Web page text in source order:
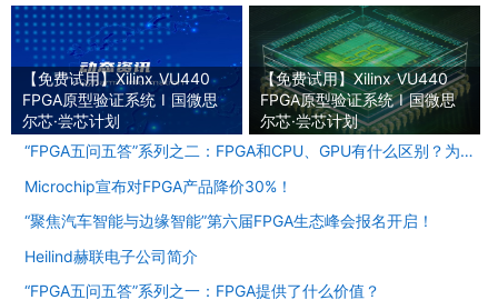
【免费试用】Xilinx VU440
FPGA原型验证系统 I 国微思
尔芯·尝芯计划
【免费试用】Xilinx VU440
FPGA原型验证系统 I 国微思
尔芯·尝芯计划
“FPGA五问五答”系列之二：FPGA和CPU、GPU有什么区别？为什么越来越重要？
Microchip宣布对FPGA产品降价30%！
“聚焦汽车智能与边缘智能”第六届FPGA生态峰会报名开启！
Heilind赫联电子公司简介
“FPGA五问五答”系列之一：FPGA提供了什么价值？